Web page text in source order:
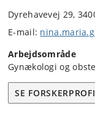
Dyrehavevej 29,
E-mail:
Arbejdsområde
Gynækologi og
SE